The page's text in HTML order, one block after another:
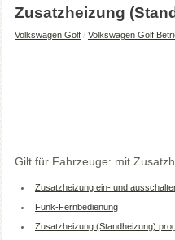
Zusatzheizung
Volkswagen Golf / Volkswagen Golf
Gilt für Fahrzeuge: mit
Zusatzheizung ein- und
Funk-Fernbedienung
Zusatzheizung (Standheizung)